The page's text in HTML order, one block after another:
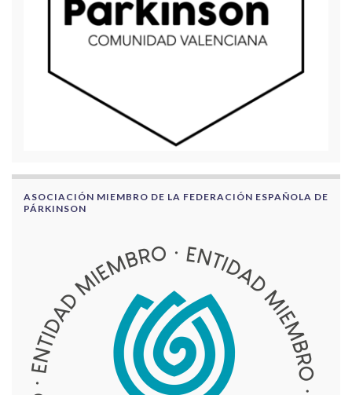
ASOCIACIÓN MIEMBRO DE LA FEDERACIÓN ESPAÑOLA DE
PÁRKINSON